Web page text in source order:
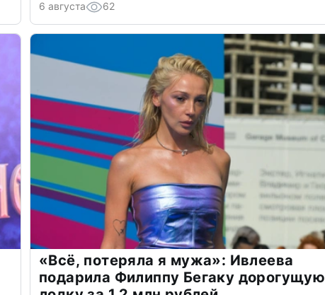
6 августа 62
«Всё, потеряла я мужа»: Ивлеева
подарила Филиппу Бегаку дорогущую